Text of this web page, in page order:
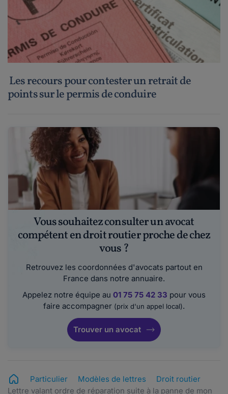
Les recours pour contester un retrait de
points sur le permis de conduire
Vous souhaitez consulter un avocat
compétent en droit routier proche de chez
vous ?
Retrouvez les coordonnées d'avocats partout en
France dans notre annuaire.
Appelez notre équipe au 01 75 75 42 33 pour vous
faire accompagner (prix d'un appel local).
Trouver un avocat
Particulier Modèles de lettres
Droit routier
Lettre valant ordre de réparation suite à la panne de mon